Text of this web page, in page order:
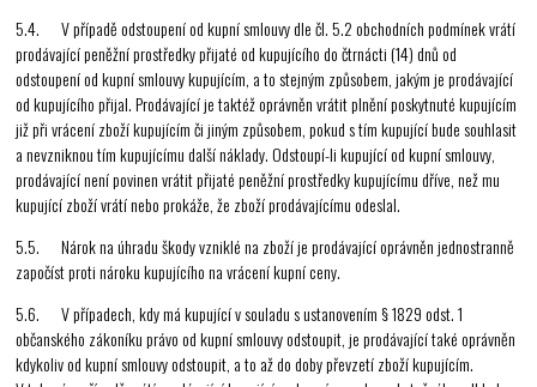
5.4. V případě odstoupení od kupní smlouvy dle čl. 5.2 obchodních podmínek vrátí
prodávající peněžní prostředky přijaté od kupujícího do čtrnácti (14) dnů od
odstoupení od kupní smlouvy kupujícím, a to stejným způsobem, jakým je prodávající
od kupujícího přijal. Prodávající je taktéž oprávněn vrátit plnění poskytnuté kupujícím
již při vrácení zboží kupujícím či jiným způsobem, pokud s tím kupující bude souhlasit
a nevzniknou tím kupujícímu další náklady. Odstoupí-li kupující od kupní smlouvy,
prodávající není povinen vrátit přijaté peněžní prostředky kupujícímu dříve, než mu
kupující zboží vrátí nebo prokáže, že zboží prodávajícímu odeslal.
5.5. Nárok na úhradu škody vzniklé na zboží je prodávající oprávněn jednostranně
započíst proti nároku kupujícího na vrácení kupní ceny.
5.6. V případech, kdy má kupující v souladu s ustanovením § 1829 odst. 1
občanského zákoníku právo od kupní smlouvy odstoupit, je prodávající také oprávněn
kdykoliv od kupní smlouvy odstoupit, a to až do doby převzetí zboží kupujícím.